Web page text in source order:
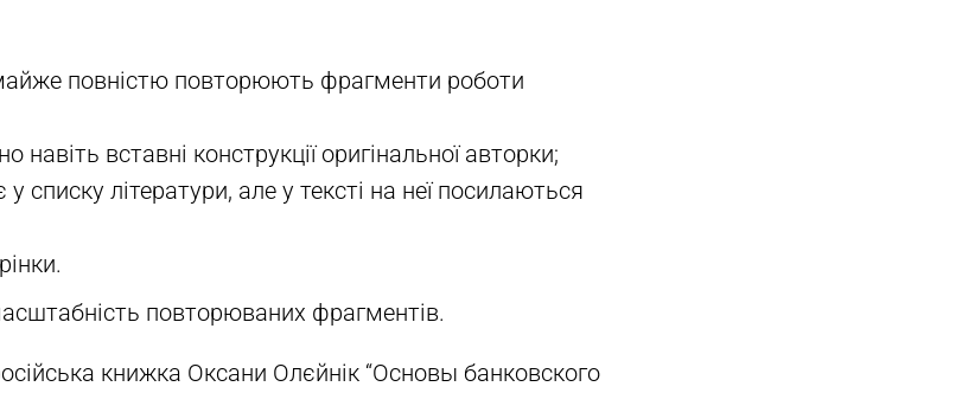
повністю повторюють фрагменти роботи
навіть вставні конструкції оригінальної авторки;
списку літератури, але у тексті на неї посилаються
повторюваних фрагментів.
книжка Оксани Олєйнік “Основы банковского